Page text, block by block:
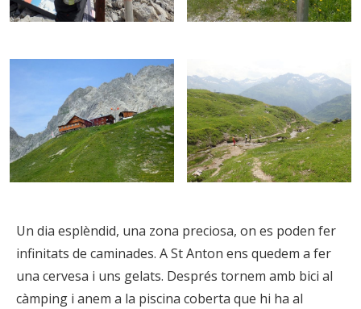
Un dia esplèndid, una zona preciosa, on es poden fer
infinitats de caminades. A St Anton ens quedem a fer
una cervesa i uns gelats. Després tornem amb bici al
càmping i anem a la piscina coberta que hi ha al